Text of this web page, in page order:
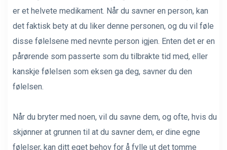
er et helvete medikament. Når du savner en person, kan
det faktisk bety at du liker denne personen, og du vil føle
disse følelsene med nevnte person igjen. Enten det er en
pårørende som passerte som du tilbrakte tid med, eller
kanskje følelsen som eksen ga deg, savner du den
følelsen.
Når du bryter med noen, vil du savne dem, og ofte, hvis du
skjønner at grunnen til at du savner dem, er dine egne
følelser, kan ditt eget behov for å fylle ut det tomme